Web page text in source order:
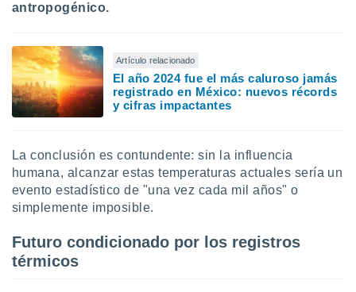
de
e
publicidad
publicidad
antropogénico.
Artículo relacionado
El año 2024 fue el más caluroso jamás
registrado en México: nuevos récords
y cifras impactantes
La conclusión es contundente: sin la influencia
humana, alcanzar estas temperaturas actuales sería un
evento estadístico de "una vez cada mil años" o
simplemente imposible.
Futuro condicionado por los registros
térmicos